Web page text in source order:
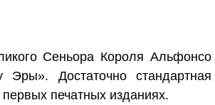
Сеньора Короля Альфонсо
Достаточно стандартная
печатных изданиях.